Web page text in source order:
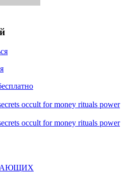
occult for money rituals power
occult for money rituals power